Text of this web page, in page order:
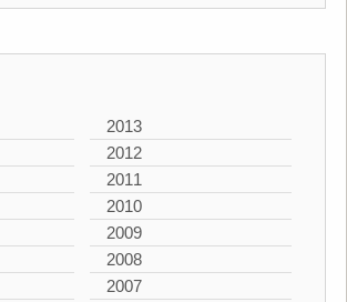
2013
2012
2011
2010
2009
2008
2007